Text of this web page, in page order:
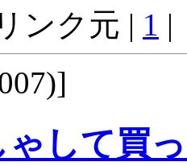
ンク元 | 1 |
して買